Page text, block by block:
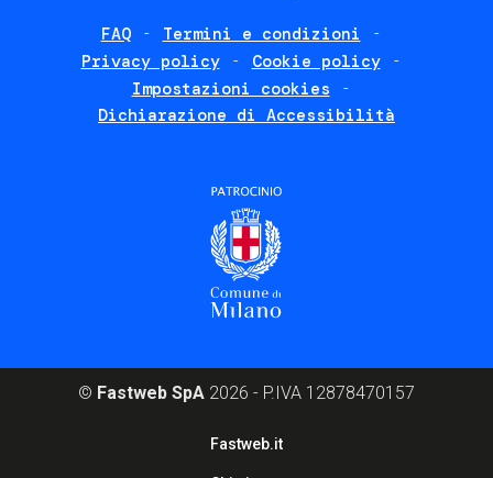
FAQ
Termini e condizioni
Privacy policy
Cookie policy
Impostazioni cookies
Dichiarazione di Accessibilità
© Fastweb SpA 2026 - P.IVA 12878470157
Fastweb.it